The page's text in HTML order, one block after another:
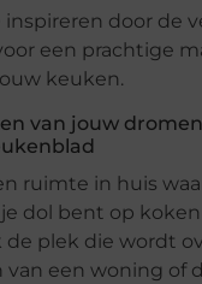
inspireren door de
een prachtige
keuken.
van jouw
ruimte in huis
dol bent op
de plek die wordt
een woning of